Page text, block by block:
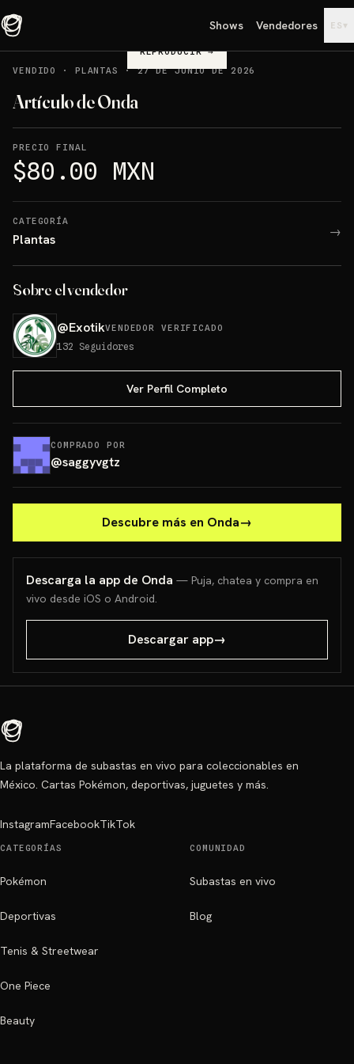
Shows Vendedores ES ▾
REPRODUCIR→
VENDIDO
· PLANTAS ·27 DE JUNIO DE 2026
Artículo de Onda
PRECIO FINAL
$80.00 MXN
CATEGORÍA
Plantas →
Sobre el vendedor
@ExotikVENDEDOR VERIFICADO
132 Seguidores
Ver Perfil Completo
COMPRADO POR
@saggyvgtz
Descubre más en Onda→
Descarga la app de Onda — Puja, chatea y compra en
vivo desde iOS o Android.
Descargar app→
La plataforma de subastas en vivo para coleccionables en
México. Cartas Pokémon, deportivas, juguetes y más.
InstagramFacebookTikTok
CATEGORÍAS
Pokémon
Deportivas
Tenis & Streetwear
One Piece
Beauty
COMUNIDAD
Subastas en vivo
Blog